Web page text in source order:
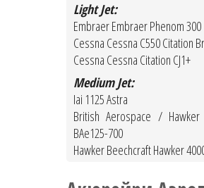
Light Jet:
Embraer Embraer Phenom 300
Cessna Cessna C550 Citation
Cessna Cessna Citation CJ1+
Medium Jet:
Iai 1125 Astra
British Aerospace / Hawker
BAe125-700
Hawker Beechcraft Hawker